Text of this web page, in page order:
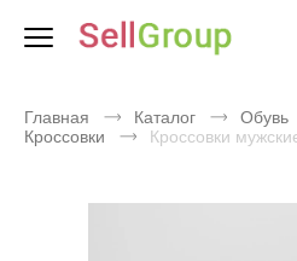
Главная Каталог Обувь
Кроссовки
Кроссовки